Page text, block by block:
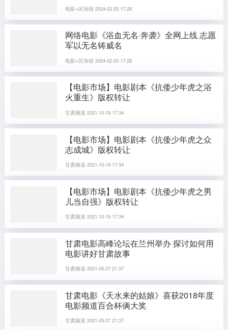
电影+区块链·2024-02-25 17:28
网络电影《浴血无名·奔袭》全网上线 志愿
军以无名铸威名
电影+区块链·2024-02-25 17:28
【电影市场】电影剧本《抗倭少年虎之浴
火重生》版权转让
甘肃频道·2021-10-19 17:34
【电影市场】电影剧本《抗倭少年虎之众
志成城》版权转让
甘肃频道·2021-10-19 17:34
【电影市场】电影剧本《抗倭少年虎之男
儿当自强》版权转让
甘肃频道·2021-10-19 17:34
甘肃电影高峰论坛在兰州举办 探讨如何用
电影讲好甘肃故事
甘肃频道·2021-05-27 21:37
甘肃电影《天水来的姑娘》喜获2018年度
电影频道百合杯俩大奖
甘肃频道·2021-05-27 21:37